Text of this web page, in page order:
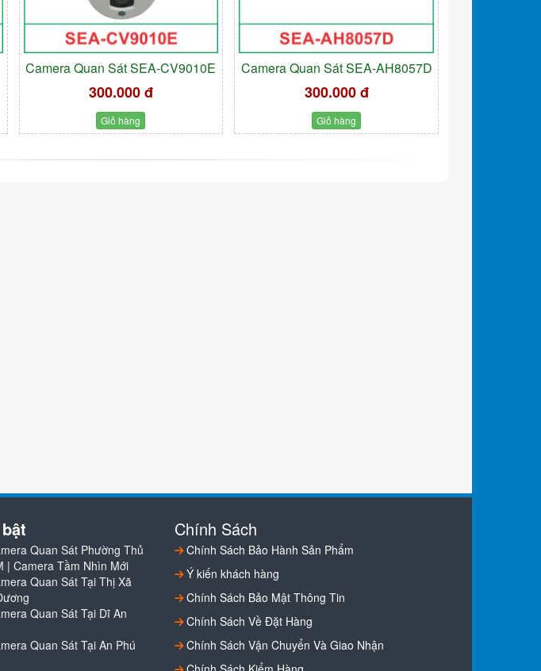
Camera Quan Sát SEA-CV9010E
300.000 đ
Giỏ hàng
Camera Quan Sát SEA-AH8057D
300.000 đ
Giỏ hàng
Quan Sát Phường Thủ
| Camera Tầm Nhìn Mới
Quan Sát Tại Thị Xã
Quan Sát Tại Dĩ An
Quan Sát Tại An Phú
Chính Sách
Chính Sách Bảo Hành Sản Phẩm
Ý kiến khách hàng
Chính Sách Bảo Mật Thông Tin
Chính Sách Về Đặt Hàng
Chính Sách Vận Chuyển Và Giao Nhận